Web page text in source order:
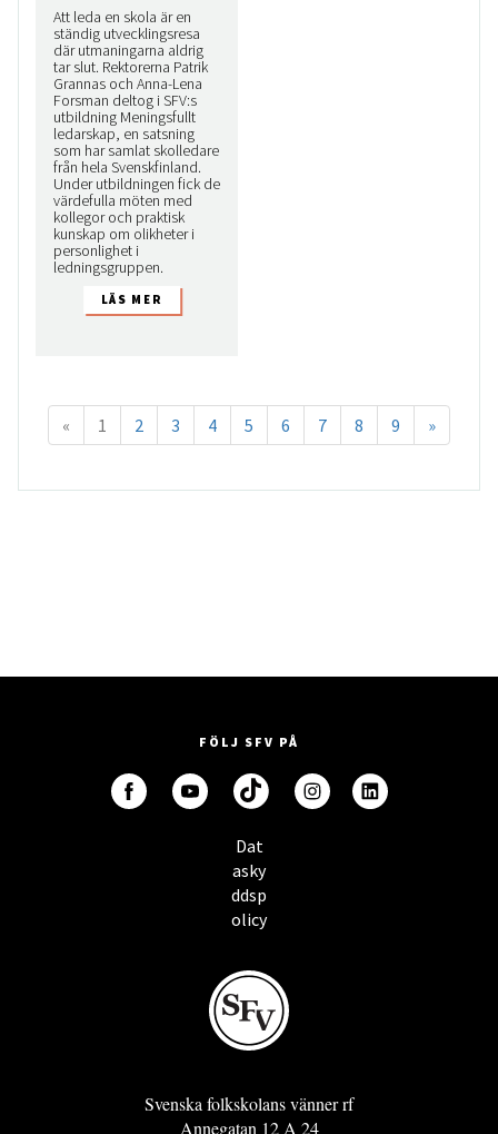
Att leda en skola är en
ständig utvecklingsresa
där utmaningarna aldrig
tar slut. Rektorerna Patrik
Grannas och Anna-Lena
Forsman deltog i SFV:s
utbildning Meningsfullt
ledarskap, en satsning
som har samlat skolledare
från hela Svenskfinland.
Under utbildningen fick de
värdefulla möten med
kollegor och praktisk
kunskap om olikheter i
personlighet i
ledningsgruppen.
« 1 2 3 4 5 6 7 8 9 »
FÖLJ SFV PÅ
Dat
asky
ddsp
olicy
Svenska folkskolans vänner rf
Annegatan 12 A 24